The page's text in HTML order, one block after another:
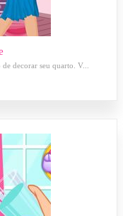
decorar seu quarto. V...